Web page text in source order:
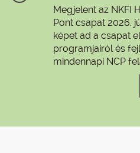
Megjelent az NKFI
Pont csapat 2026.
képet ad a csapat
programjairól és
mindennapi NCP